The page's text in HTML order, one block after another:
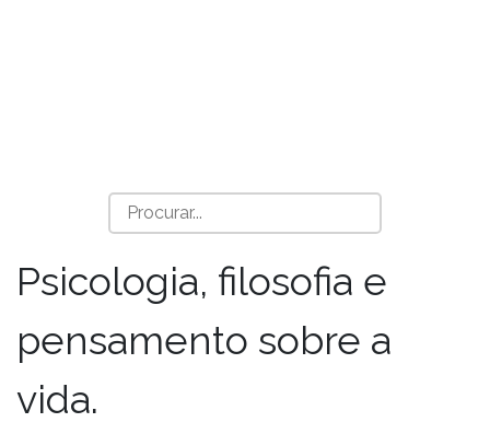
Psicologia, filosofia e
pensamento sobre a
vida.